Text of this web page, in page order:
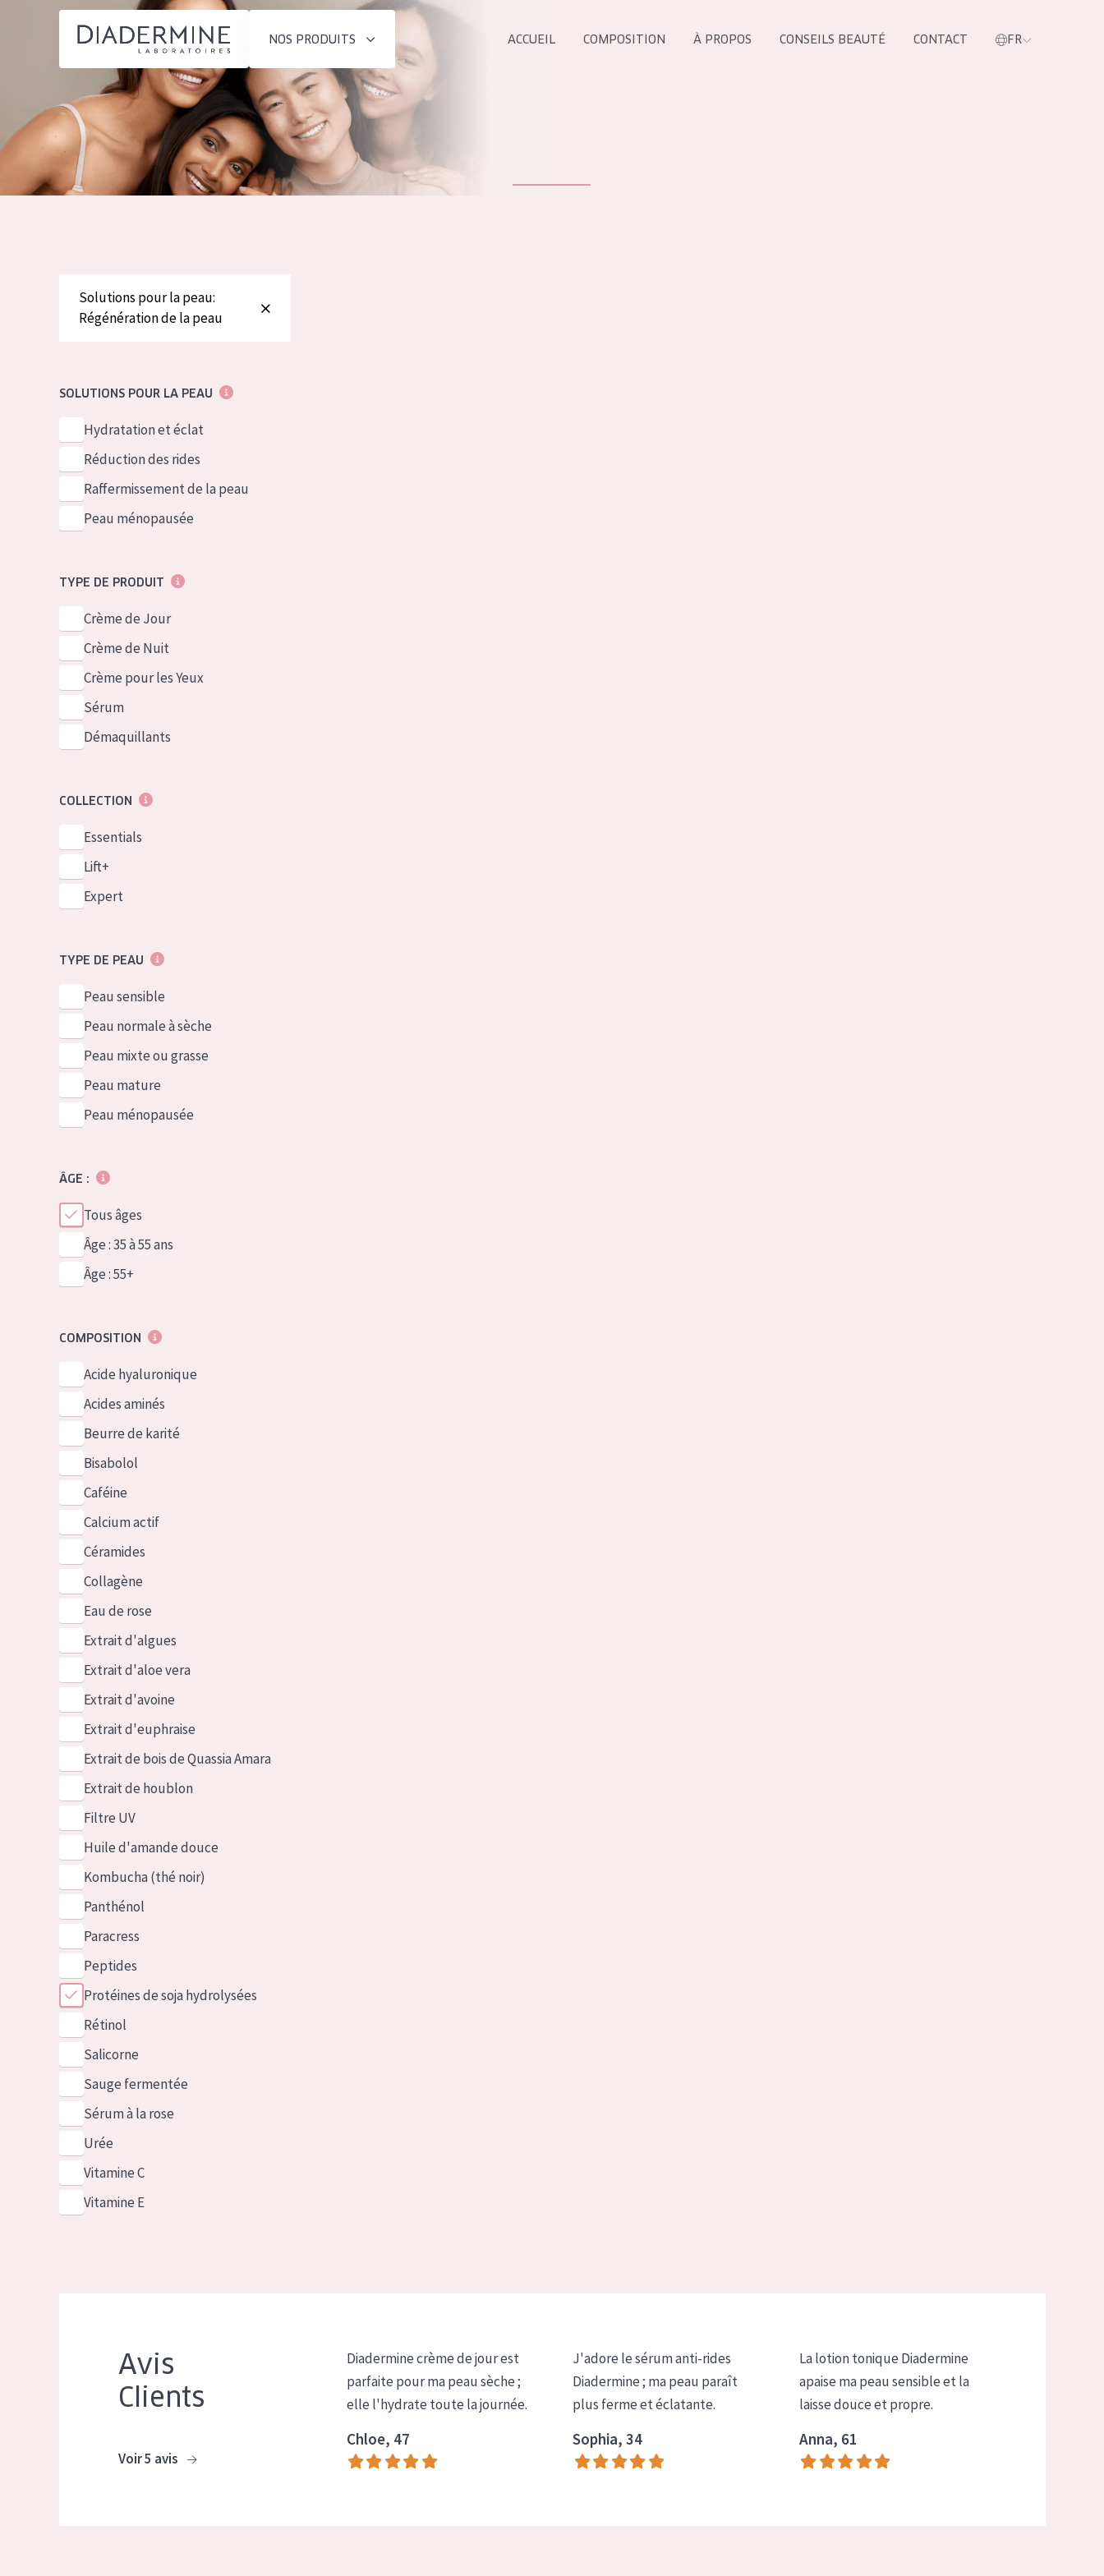
NOS PRODUITS
SOLUTIONS POUR LA PEAU
Hydratation et éclat
Réduction des rides
Peau ménopausée
TYPE DE PRODUIT
Crème de Jour
Crème de Nuit
ACCUEIL COMPOSITION À PROPOS CONSEILS BEAUTÉ CONTACT FR
ACCUEIL
Composition
À propos
Solutions pour la peau:
Régénération de la peau
SOLUTIONS POUR LA PEAU
Hydratation et éclat
Réduction des rides
Raffermissement de la peau
Peau ménopausée
TYPE DE PRODUIT
Crème de Jour
Crème de Nuit
Crème pour les Yeux
Sérum
Démaquillants
COLLECTION
Essentials
Lift+
Expert
TYPE DE PEAU
Peau sensible
Peau normale à sèche
Peau mixte ou grasse
Peau mature
Peau ménopausée
ÂGE :
Tous âges
Âge : 35 à 55 ans
Âge : 55+
COMPOSITION
Acide hyaluronique
Acides aminés
Beurre de karité
Bisabolol
Caféine
Calcium actif
Céramides
Collagène
Eau de rose
Extrait d'algues
Extrait d'aloe vera
Extrait d'avoine
Extrait d'euphraise
Extrait de bois de Quassia Amara
Extrait de houblon
Filtre UV
Huile d'amande douce
Kombucha (thé noir)
Panthénol
Paracress
Peptides
Protéines de soja hydrolysées
Rétinol
Salicorne
Sauge fermentée
Sérum à la rose
Urée
Vitamine C
Vitamine E
Avis
Clients
Voir 5 avis
Diadermine crème de jour est
parfaite pour ma peau sèche ;
elle l'hydrate toute la journée.
Chloe, 47
J'adore le sérum anti-rides
Diadermine ; ma peau paraît
plus ferme et éclatante.
Sophia, 34
La lotion tonique Diadermine
apaise ma peau sensible et la
laisse douce et propre.
Anna, 61